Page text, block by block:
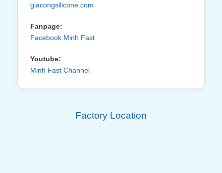
giacongsilicone.com
Fanpage:
Facebook Minh Fast
Youtube:
Minh Fast Channel
Factory Location